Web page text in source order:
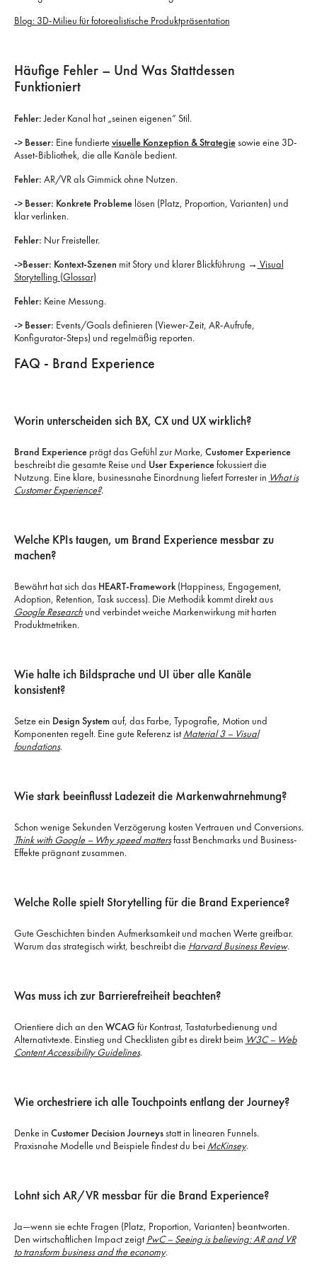
Blog: 3D-Milieu für fotorealistische Produktpräsentation
Häufige Fehler – Und Was Stattdessen
Funktioniert
Fehler:Jeder Kanal hat „seinen eigenen“ Stil.
-> Besser: Eine fundiertevisuelle Konzeption & Strategiesowie eine 3D-
Asset-Bibliothek, die alle Kanäle bedient.
Fehler: AR/VR als Gimmick ohne Nutzen.
-> Besser: Konkrete Problemelösen (Platz, Proportion, Varianten) und
klar verlinken.
Fehler: Nur Freisteller.
->Besser: Kontext-Szenen mit Story und klarer Blickführung → Visual
Storytelling (Glossar)
Fehler: Keine Messung.
-> Besser: Events/Goals definieren (Viewer-Zeit, AR-Aufrufe,
Konfigurator-Steps) und regelmäßig reporten.
FAQ - Brand Experience
Worin unterscheiden sich BX, CX und UX wirklich?
Brand Experienceprägt das Gefühl zur Marke, Customer Experience
beschreibt die gesamte Reise und User Experiencefokussiert die
Nutzung. Eine klare, businessnahe Einordnung liefert Forrester in What is
Customer Experience?.
Welche KPIs taugen, um Brand Experience messbar zu
machen?
Bewährt hat sich das HEART-Framework(Happiness, Engagement,
Adoption, Retention, Task success). Die Methodik kommt direkt aus
Google Researchund verbindet weiche Markenwirkung mit harten
Produktmetriken.
Wie halte ich Bildsprache und UI über alle Kanäle
konsistent?
Setze ein Design Systemauf, das Farbe, Typografie, Motion und
Komponenten regelt. Eine gute Referenz ist Material 3 – Visual
foundations.
Wie stark beeinflusst Ladezeit die Markenwahrnehmung?
Schon wenige Sekunden Verzögerung kosten Vertrauen und Conversions.
Think with Google – Why speed mattersfasst Benchmarks und Business-
Effekte prägnant zusammen.
Welche Rolle spielt Storytelling für die Brand Experience?
Gute Geschichten binden Aufmerksamkeit und machen Werte greifbar.
Warum das strategisch wirkt, beschreibt die Harvard Business Review.
Was muss ich zur Barrierefreiheit beachten?
Orientiere dich an den WCAG für Kontrast, Tastaturbedienung und
Alternativtexte. Einstieg und Checklisten gibt es direkt beim W3C – Web
Content Accessibility Guidelines.
Wie orchestriere ich alle Touchpoints entlang der Journey?
Denke in Customer Decision Journeysstatt in linearen Funnels.
Praxisnahe Modelle und Beispiele findest du bei McKinsey.
Lohnt sich AR/VR messbar für die Brand Experience?
Ja—wenn sie echte Fragen (Platz, Proportion, Varianten) beantworten.
Den wirtschaftlichen Impact zeigt PwC – Seeing is believing: AR and VR
to transform business and the economy.